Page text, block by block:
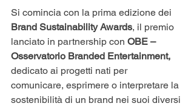
Si comincia con la prima edizione dei
Brand Sustainability Awards, il premio
lanciato in partnership con OBE –
Osservatorio Branded Entertainment,
dedicato ai progetti nati per
comunicare, esprimere o interpretare la
sostenibilità di un brand nei suoi diversi